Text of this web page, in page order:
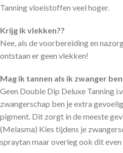
Tanning vloeistoffen veel hoger.
Krijg ik vlekken??
Nee, als de voorbereiding en
ontstaan er geen vlekken!
Mag ik tannen als ik zwanger
Geen Double Dip Deluxe Tanning
zwangerschap ben je extra
pigment. Dit zorgt in de meeste
(Melasma) Kies tijdens je
spraytan maar overleg ook dit